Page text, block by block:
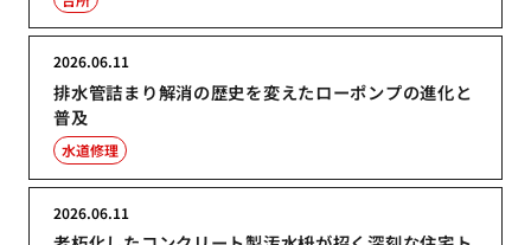
排水管詰まり解消の歴史を変えたローポンプの進化と
普及
2026.06.11
水道修理
2026.06.11